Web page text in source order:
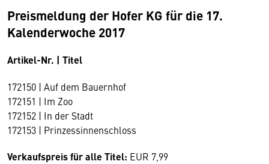
Preismeldung der Hofer KG für die 17.
Kalenderwoche 2017
Artikel-Nr. | Titel
172150 | Auf dem Bauernhof
172151 | Im Zoo
172152 | In der Stadt
172153 | Prinzessinnenschloss
Verkaufspreis für alle Titel: EUR 7,99